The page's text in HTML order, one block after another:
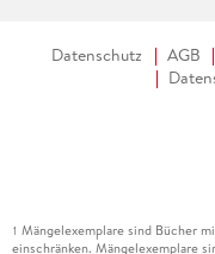
Datenschutz AGB
1 Mängelexemplare sind Bücher
einschränken. Mängelexemplare